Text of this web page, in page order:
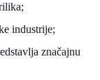
industrije;
značajnu